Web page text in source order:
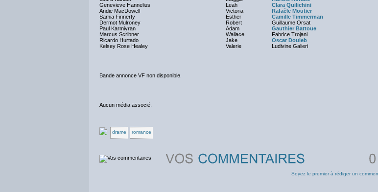
Genevieve Hannelius
Leah
Clara Quilichini
Andie MacDowell
Victoria
Rafaèle Moutier
Samia Finnerty
Esther
Camille Timmerman
Dermot Mulroney
Robert
Guillaume Orsat
Paul Karmiyran
Adam
Gauthier Battoue
Marcus Scribner
Wallace
Fabrice Trojani
Ricardo Hurtado
Jake
Oscar Douieb
Kelsey Rose Healey
Valerie Ludivine Galieri
Bande annonce VF non disponible.
Aucun média associé.
drame romance
Soyez le premier à rédiger un